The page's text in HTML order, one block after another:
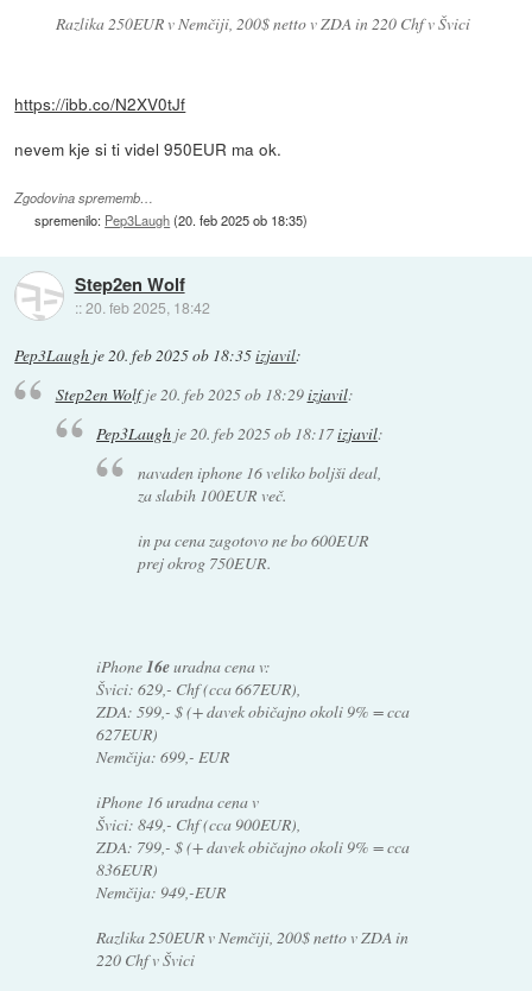
Razlika 250EUR v Nemčiji, 200$ netto v ZDA in 220 Chf v Švici
https://ibb.co/N2XV0tJf
nevem kje si ti videl 950EUR ma ok.
Zgodovina sprememb…
spremenilo: Pep3Laugh(20. feb 2025 ob 18:35)
Step2en Wolf
::20. feb 2025, 18:42
Pep3Laugh je20. feb 2025 ob 18:35izjavil:
Step2en Wolfje20. feb 2025 ob 18:29izjavil:
Pep3Laugh je20. feb 2025 ob 18:17izjavil:
navaden iphone 16 veliko boljši deal,
za slabih 100EUR več.
in pa cena zagotovo ne bo 600EUR
prej okrog 750EUR.
iPhone16euradna cena v:
Švici: 629,- Chf (cca 667EUR),
ZDA: 599,- $ (+ davek običajno okoli 9% = cca
627EUR)
Nemčija: 699,- EUR
iPhone 16 uradna cena v
Švici: 849,- Chf (cca 900EUR),
ZDA: 799,- $ (+ davek običajno okoli 9% = cca
836EUR)
Nemčija: 949,-EUR
Razlika 250EUR v Nemčiji, 200$ netto v ZDA in
220 Chf v Švici